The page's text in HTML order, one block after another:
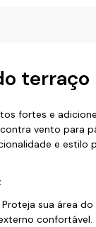
terraço
fortes e
vento para
e estilo
Proteja sua área
confortável.